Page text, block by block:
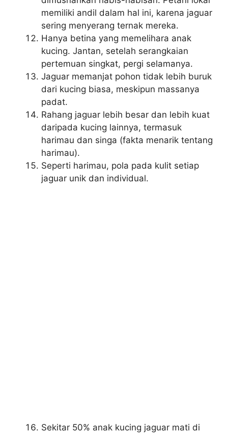
memiliki andil dalam hal ini, karena jaguar
sering menyerang ternak mereka.
Hanya betina yang memelihara anak
kucing. Jantan, setelah serangkaian
pertemuan singkat, pergi selamanya.
Jaguar memanjat pohon tidak lebih buruk
dari kucing biasa, meskipun massanya
padat.
Rahang jaguar lebih besar dan lebih kuat
daripada kucing lainnya, termasuk
harimau dan singa (fakta menarik tentang
harimau).
Seperti harimau, pola pada kulit setiap
jaguar unik dan individual.
Sekitar 50% anak kucing jaguar mati di